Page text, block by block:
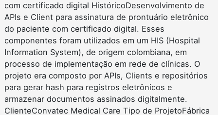
com certificado digital HistóricoDesenvolvimento de
APIs e Client para assinatura de prontuário eletrônico
do paciente com certificado digital. Esses
componentes foram utilizados em um HIS (Hospital
Information System), de origem colombiana, em
processo de implementação em rede de clínicas. O
projeto era composto por APIs, Clients e repositórios
para gerar hash para registros eletrônicos e
armazenar documentos assinados digitalmente.
ClienteConvatec Medical Care Tipo de ProjetoFábrica